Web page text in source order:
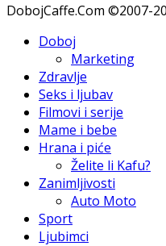
DobojCaffe.Com ©2007-
Doboj
Marketing
Zdravlje
Seks i ljubav
Filmovi i serije
Mame i bebe
Hrana i piće
Želite li Kafu?
Zanimljivosti
Auto Moto
Sport
Ljubimci